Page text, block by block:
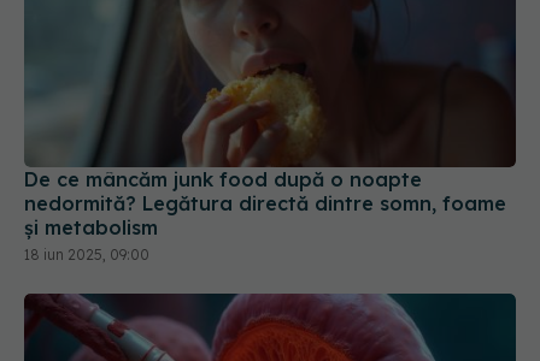
De ce mâncăm junk food după o noapte
nedormită? Legătura directă dintre somn, foame
și metabolism
18 iun 2025, 09:00